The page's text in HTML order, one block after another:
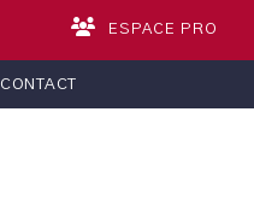
ESPACE PRO
CONTACT